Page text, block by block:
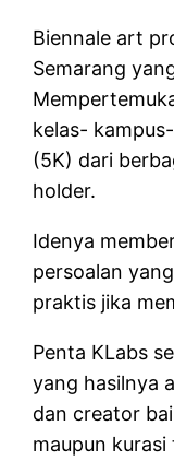
Biennale art
Semarang
kelas-
(5K) dari
holder.
Idenya
persoalan
praktis jika
Penta KLabs
yang hasilnya
dan creator
maupun